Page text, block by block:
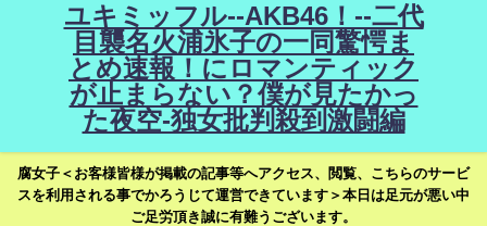
ユキミッフル--AKB46！--二代
目襲名火浦氷子の一同驚愕ま
とめ速報！にロマンティック
が止まらない？僕が見たかっ
た夜空-独女批判殺到激闘編
腐女子＜お客様皆様が掲載の記事等へアクセス、閲覧、こちらのサービ
スを利用される事でかろうじて運営できています＞本日は足元が悪い中
ご足労頂き誠に有難うございます。